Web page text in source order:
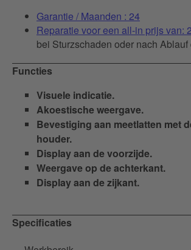
Garantie / Maanden : 24
Reparatie voor een all-in prijs van:
bei Sturzschaden oder nach Ablauf
Functies
Visuele indicatie.
Akoestische weergave.
Bevestiging aan meetlatten met
houder.
Display aan de voorzijde.
Weergave op de achterkant.
Display aan de zijkant.
Specificaties